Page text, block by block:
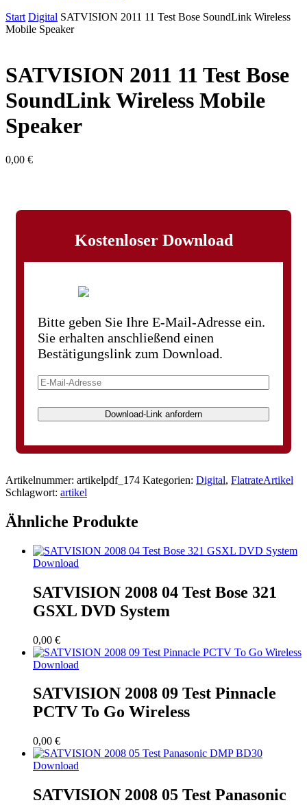
Start Digital SATVISION 2011 11 Test Bose SoundLink Wireless
Mobile Speaker
SATVISION 2011 11 Test Bose
SoundLink Wireless Mobile
Speaker
0,00 €
Kostenloser Download
Bitte geben Sie Ihre E-Mail-Adresse ein.
Sie erhalten anschließend einen
Bestätigungslink zum Download.
Download-Link anfordern
Artikelnummer: artikelpdf_174 Kategorien: Digital, FlatrateArtikel
Schlagwort: artikel
Ähnliche Produkte
Download
SATVISION 2008 04 Test Bose 321
GSXL DVD System
0,00 €
Download
SATVISION 2008 09 Test Pinnacle
PCTV To Go Wireless
0,00 €
Download
SATVISION 2008 05 Test Panasonic